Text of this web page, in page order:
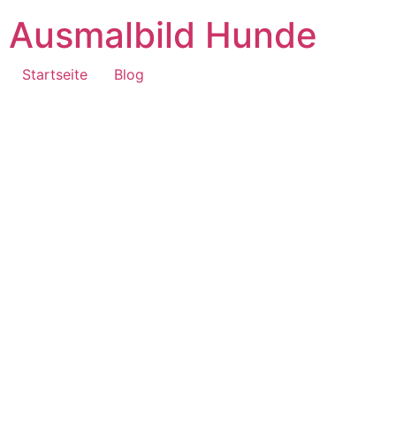
Ausmalbild Hunde
Startseite Blog